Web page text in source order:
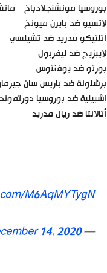
بوروسيا مونشنجلادباخ –
لاتسيو ضد بايرن ميونخ
أتلتيكو مدريد ضد تشيلسي
لايبزيج ضد ليفربول
بورتو ضد يوفنتوس
برشلونة ضد باريس سان
اشبيلية ضد بوروسيا دورتموند
أتالانتا ضد ريال مدريد
M6AqMYTygN
— UEFA Champions League (@ChampionsLeague)
14, 2020